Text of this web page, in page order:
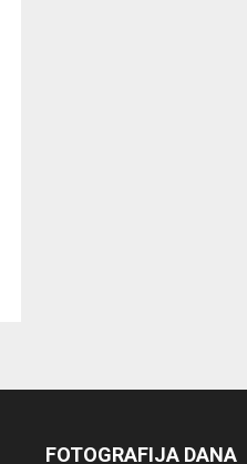
FOTOGRAFIJA DANA